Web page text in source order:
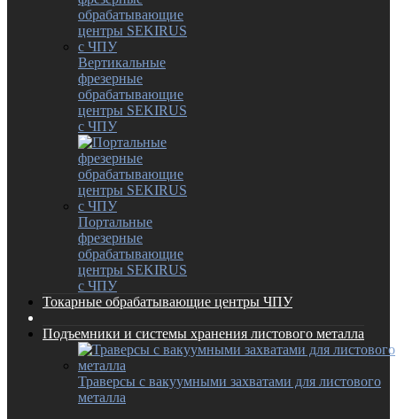
Вертикальные
фрезерные
обрабатывающие
центры SEKIRUS
с ЧПУ
Портальные
фрезерные
обрабатывающие
центры SEKIRUS
с ЧПУ
Токарные обрабатывающие центры ЧПУ
Подъемники и системы хранения листового металла
Траверсы с вакуумными захватами для листового
металла